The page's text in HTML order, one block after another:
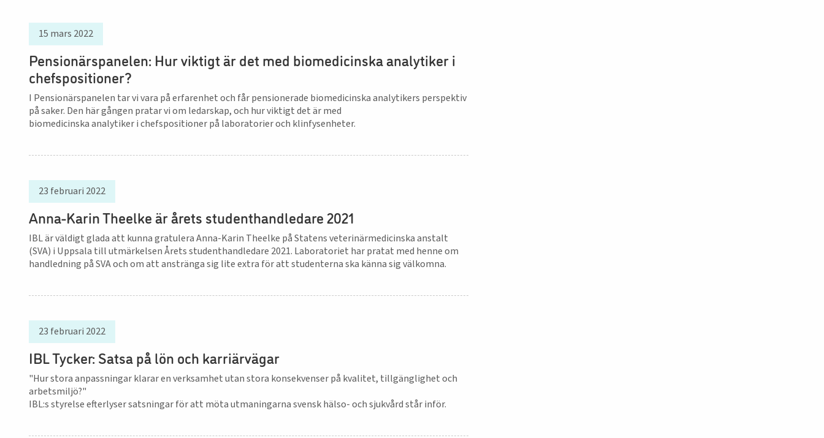
15 mars 2022
Pensionärspanelen: Hur viktigt är det med biomedicinska analytiker i
chefspositioner?
I Pensionärspanelen tar vi vara på erfarenhet och får pensionerade biomedicinska analytikers perspektiv
på saker. Den här gången pratar vi om ledarskap, och hur viktigt det är med
biomedicinska analytiker i chefspositioner på laboratorier och klinfysenheter.
23 februari 2022
Anna-Karin Theelke är årets studenthandledare 2021
IBL är väldigt glada att kunna gratulera Anna-Karin Theelke på Statens veterinärmedicinska anstalt
(SVA) i Uppsala till utmärkelsen Årets studenthandledare 2021. Laboratoriet har pratat med henne om
handledning på SVA och om att anstränga sig lite extra för att studenterna ska känna sig välkomna.
23 februari 2022
IBL Tycker: Satsa på lön och karriärvägar
"Hur stora anpassningar klarar en verksamhet utan stora konsekvenser på kvalitet, tillgänglighet och
arbetsmiljö?"
IBL:s styrelse efterlyser satsningar för att möta utmaningarna svensk hälso- och sjukvård står inför.